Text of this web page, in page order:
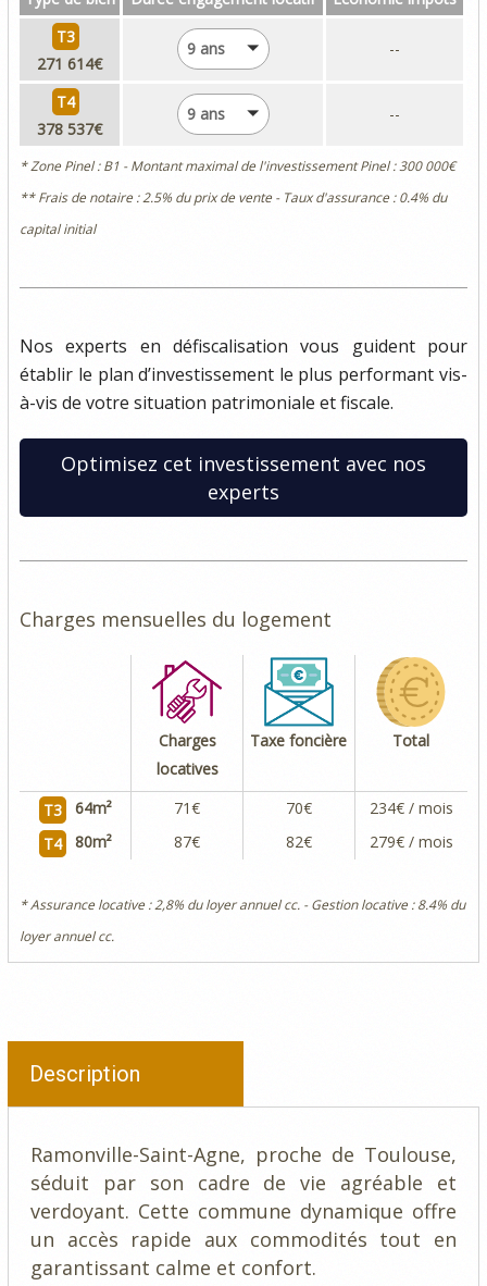
T3
271 614€
9 ans --
T4
378 537€
9 ans --
* Zone Pinel : B1 - Montant maximal de l'investissement Pinel : 300 000€
** Frais de notaire : 2.5% du prix de vente - Taux d'assurance : 0.4% du
capital initial
Nos experts en défiscalisation vous guident pour
établir le plan d’investissement le plus performant vis-
à-vis de votre situation patrimoniale et fiscale.
Optimisez cet investissement avec nos
experts
Charges mensuelles du logement
Charges
locatives
Taxe foncière Total
T3 64m² 71€ 70€
234€ / mois
T4
80m² 87€ 82€ 279€ / mois
* Assurance locative : 2,8% du loyer annuel cc. - Gestion locative : 8.4% du
loyer annuel cc.
Description
Ramonville-Saint-Agne, proche de Toulouse,
séduit par son cadre de vie agréable et
verdoyant. Cette commune dynamique offre
un accès rapide aux commodités tout en
garantissant calme et confort.